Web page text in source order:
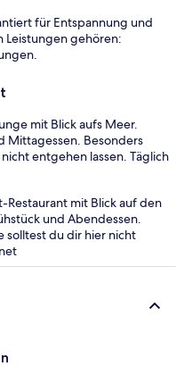
für Entspannung und
Leistungen gehören:
mit Blick aufs Meer.
Mittagessen. Besonders
entgehen lassen. Täglich
Restaurant mit Blick auf den
und Abendessen.
solltest du dir hier nicht